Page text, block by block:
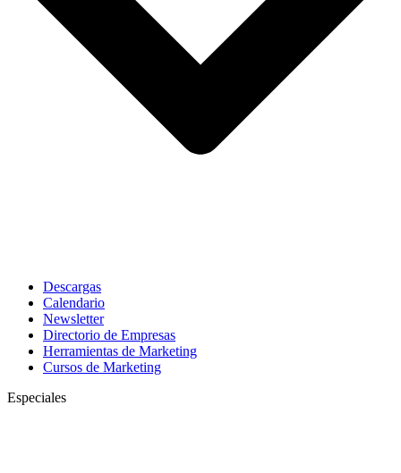
Descargas
Calendario
Newsletter
Directorio de Empresas
Herramientas de Marketing
Cursos de Marketing
Especiales